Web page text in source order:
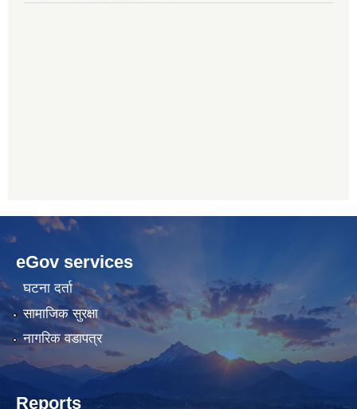
betwild
cratosroyalbet
bahis
siteleri
hdasianporns.net
lunadark.org
bahis
siteleri
eGov services
घटना दर्ता
सामाजिक सुरक्षा
नागरिक वडापत्र
Reports